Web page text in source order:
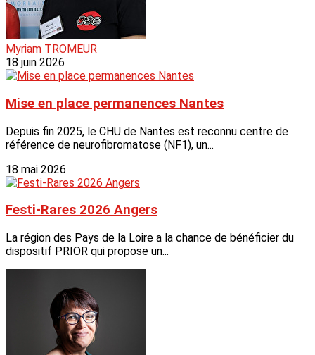
Myriam TROMEUR
18 juin 2026
Mise en place permanences Nantes
Depuis fin 2025, le CHU de Nantes est reconnu centre de
référence de neurofibromatose (NF1), un...
18 mai 2026
Festi-Rares 2026 Angers
La région des Pays de la Loire a la chance de bénéficier du
dispositif PRIOR qui propose un...